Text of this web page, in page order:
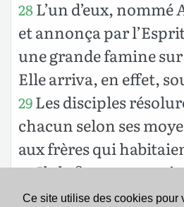
Ce site utilise des cookies pour
28L’un d’eux, nommé
et annonça par
une grande famine
Elle arriva, en effet,
29Les disciples
chacun selon ses
aux frères qui
30Ils le firent parvenir
par les mains de